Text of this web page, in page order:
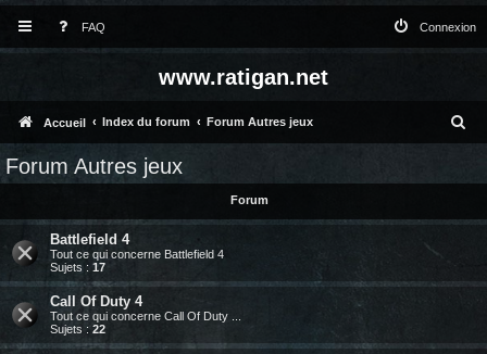
FAQ Connexion
www.ratigan.net
Accueil Index du forum Forum Autres jeux
Forum Autres jeux
Forum
Battlefield 4
Tout ce qui concerne Battlefield 4
Sujets : 17
Call Of Duty 4
Tout ce qui concerne Call Of Duty ...
Sujets :22